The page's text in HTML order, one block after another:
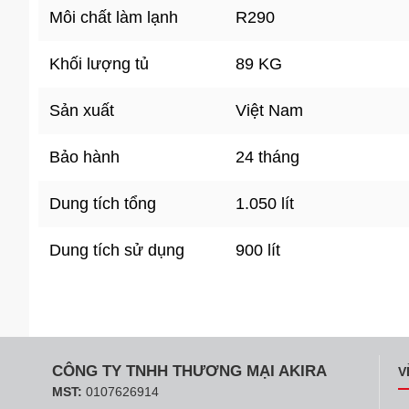
Môi chất làm lạnh R290
Khối lượng tủ 89 KG
Sản xuất Việt Nam
Bảo hành 24 tháng
Dung tích tổng 1.050 lít
Dung tích sử dụng 900 lít
CÔNG TY TNHH THƯƠNG MẠI AKIRA
MST: 0107626914